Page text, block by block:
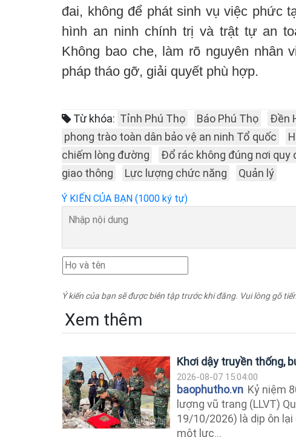
đai, không để phát sinh vụ việc phức
hình an ninh chính trị và trật tự an
Không bao che, làm rõ nguyên nhân
pháp tháo gỡ, giải quyết phù hợp.
Từ khóa: Tỉnh Phú Thọ Báo Phú Thọ Đền
phong trào toàn dân bảo vệ an ninh Tổ quốc
chiếm lòng đường
Đổ rác không đúng nơi quy
giao thông
Lực lượng chức năng Quản lý
Ý KIẾN CỦA BẠN (1000 ký tự)
Ý kiến của bạn sẽ được biên tập trước khi đăng. Vui lòng gõ
Xem thêm
Khơi dậy truyền thống,
2026-08-07 15:04:00
baophutho.vn Kỷ niệm
lượng vũ trang (LLVT)
19/10/2026) là dịp ôn
một lực...